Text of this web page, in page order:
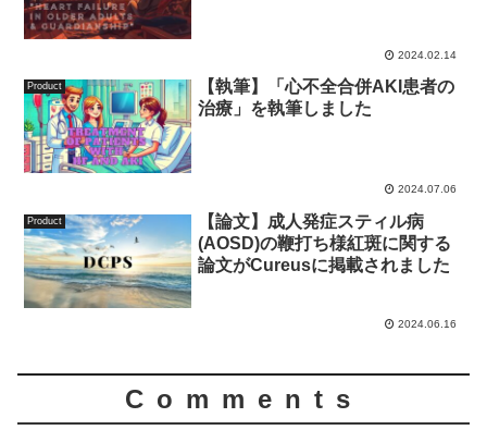
2024.02.14
Product
【執筆】「心不全合併AKI患者の
治療」を執筆しました
2024.07.06
Product
【論文】成人発症スティル病
(AOSD)の鞭打ち様紅斑に関する
論文がCureusに掲載されました
2024.06.16
Comments